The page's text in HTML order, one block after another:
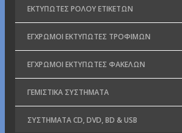
ΕΚΤΥΠΩΤΈΣ ΡΟΛΟΎ ΕΤΙΚΕΤΏΝ
ΈΓΧΡΩΜΟΙ ΕΚΤΥΠΩΤΈΣ ΤΡΟΦΊΜΩΝ
ΈΓΧΡΩΜΟΙ ΕΚΤΥΠΩΤΈΣ ΦΑΚΈΛΩΝ
ΓΕΜΙΣΤΙΚΆ ΣΥΣΤΉΜΑΤΑ
ΣΥΣΤΉΜΑΤΑ CD, DVD, BD & USB